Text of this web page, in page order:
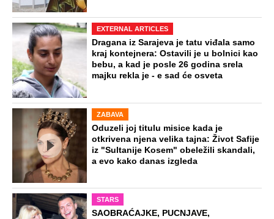
EXTERNAL ARTICLES
Dragana iz Sarajeva je tatu viđala samo
kraj kontejnera: Ostavili je u bolnici kao
bebu, a kad je posle 26 godina srela
majku rekla je - e sad će osveta
ZABAVA
Oduzeli joj titulu misice kada je
otkrivena njena velika tajna: Život Safije
iz "Sultanije Kosem" obeležili skandali,
a evo kako danas izgleda
STARS
SAOBRAĆAJKE, PUCNJAVE,